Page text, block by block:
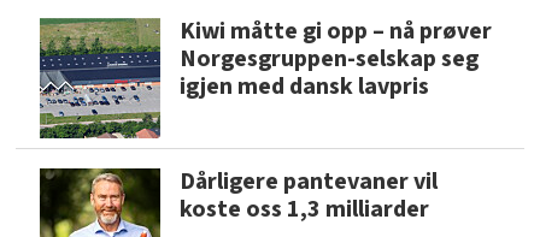
Kiwi måtte gi opp – nå prøver
Norgesgruppen-selskap seg
igjen med dansk lavpris
Dårligere pantevaner vil
koste oss 1,3 milliarder